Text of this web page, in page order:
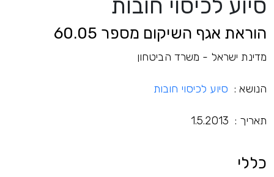
סיוע לכיסוי חובות
הוראת אגף השיקום מספר 60.05
מדינת ישראל - משרד הביטחון
הנושא : סיוע לכיסוי חובות
תאריך : 1.5.2013
כללי